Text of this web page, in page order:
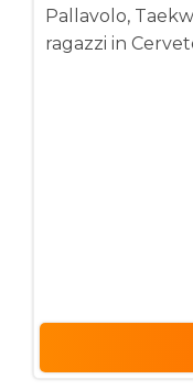
Pallavolo,
ragazzi in